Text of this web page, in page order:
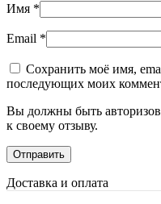
Имя *
Email *
Сохранить моё имя,
последующих моих
Вы должны быть
к своему отзыву.
Доставка и оплата